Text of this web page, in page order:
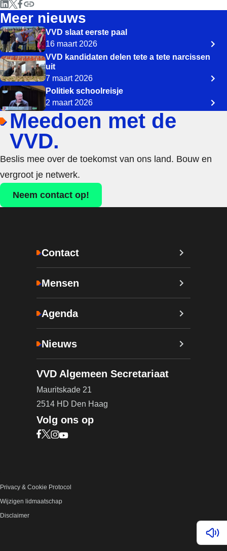
Meer nieuws
VVD slaat eerste paal
16 maart 2026
VVD kandidaten delen tete a tete narcissen
uit
7 maart 2026
Politiek schoolreisje
2 maart 2026
Lees
Meedoen met de
VVD.
Beslis mee over de toekomst van ons land. Bouw en
vergroot je netwerk.
Neem contact op!
Contact
Mensen
Agenda
Nieuws
VVD Algemeen Secretariaat
Mauritskade 21
2514 HD Den Haag
Volg ons op
Bezoek onze Facebook pagina (opent in nieuw
Bezoek onze X pagina (opent in nieuw tabblad)
Bezoek onze Instagram pagina (opent in
Bezoek onze YouTube pagina (opent in
Privacy & Cookie Protocol
Wijzigen lidmaatschap
Disclaimer